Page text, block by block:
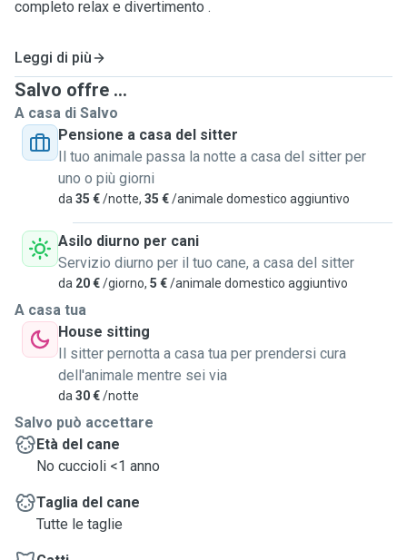
completo relax e divertimento .
Leggi di più
Salvo offre ...
A casa di Salvo
Pensione a casa del sitter
Il tuo animale passa la notte a casa del sitter per
uno o più giorni
da 35 €/notte, 35 €/animale domestico aggiuntivo
Asilo diurno per cani
Servizio diurno per il tuo cane, a casa del sitter
da 20 €/giorno, 5 €/animale domestico aggiuntivo
A casa tua
House sitting
Il sitter pernotta a casa tua per prendersi cura
dell'animale mentre sei via
da 30 €/notte
Salvo può accettare
Età del cane
No cuccioli <1 anno
Taglia del cane
Tutte le taglie